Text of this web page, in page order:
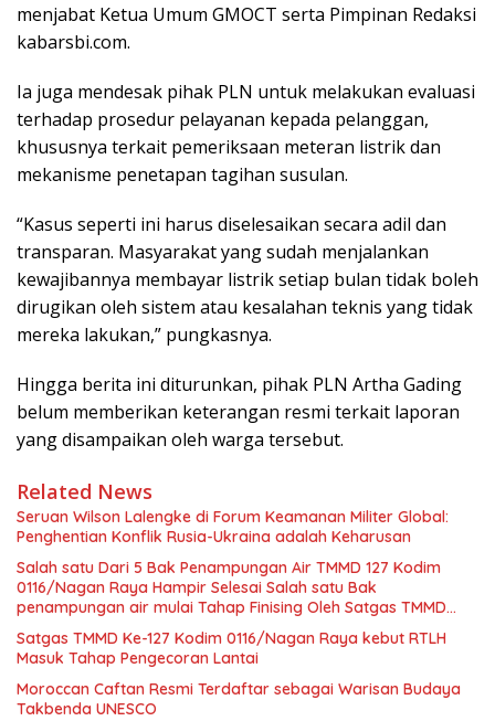
menjabat Ketua Umum GMOCT serta Pimpinan Redaksi
kabarsbi.com.
Ia juga mendesak pihak PLN untuk melakukan evaluasi
terhadap prosedur pelayanan kepada pelanggan,
khususnya terkait pemeriksaan meteran listrik dan
mekanisme penetapan tagihan susulan.
“Kasus seperti ini harus diselesaikan secara adil dan
transparan. Masyarakat yang sudah menjalankan
kewajibannya membayar listrik setiap bulan tidak boleh
dirugikan oleh sistem atau kesalahan teknis yang tidak
mereka lakukan,” pungkasnya.
Hingga berita ini diturunkan, pihak PLN Artha Gading
belum memberikan keterangan resmi terkait laporan
yang disampaikan oleh warga tersebut.
Related News
Seruan Wilson Lalengke di Forum Keamanan Militer Global:
Penghentian Konflik Rusia-Ukraina adalah Keharusan
Salah satu Dari 5 Bak Penampungan Air TMMD 127 Kodim
0116/Nagan Raya Hampir Selesai Salah satu Bak
penampungan air mulai Tahap Finising Oleh Satgas TMMD
Satgas TMMD Ke-127 Kodim 0116/Nagan Raya kebut RTLH
Masuk Tahap Pengecoran Lantai
Moroccan Caftan Resmi Terdaftar sebagai Warisan Budaya
Takbenda UNESCO